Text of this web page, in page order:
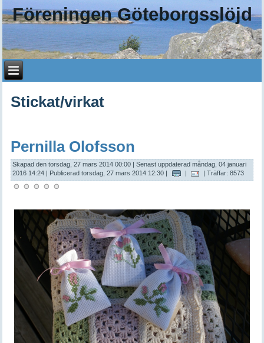
Föreningen Göteborgsslöjd
Stickat/virkat
Pernilla Olofsson
Skapad den torsdag, 27 mars 2014 00:00 |Senast uppdaterad måndag, 04 januari
2016 14:24 | Publicerad torsdag, 27 mars 2014 12:30 | | | Träffar: 8573